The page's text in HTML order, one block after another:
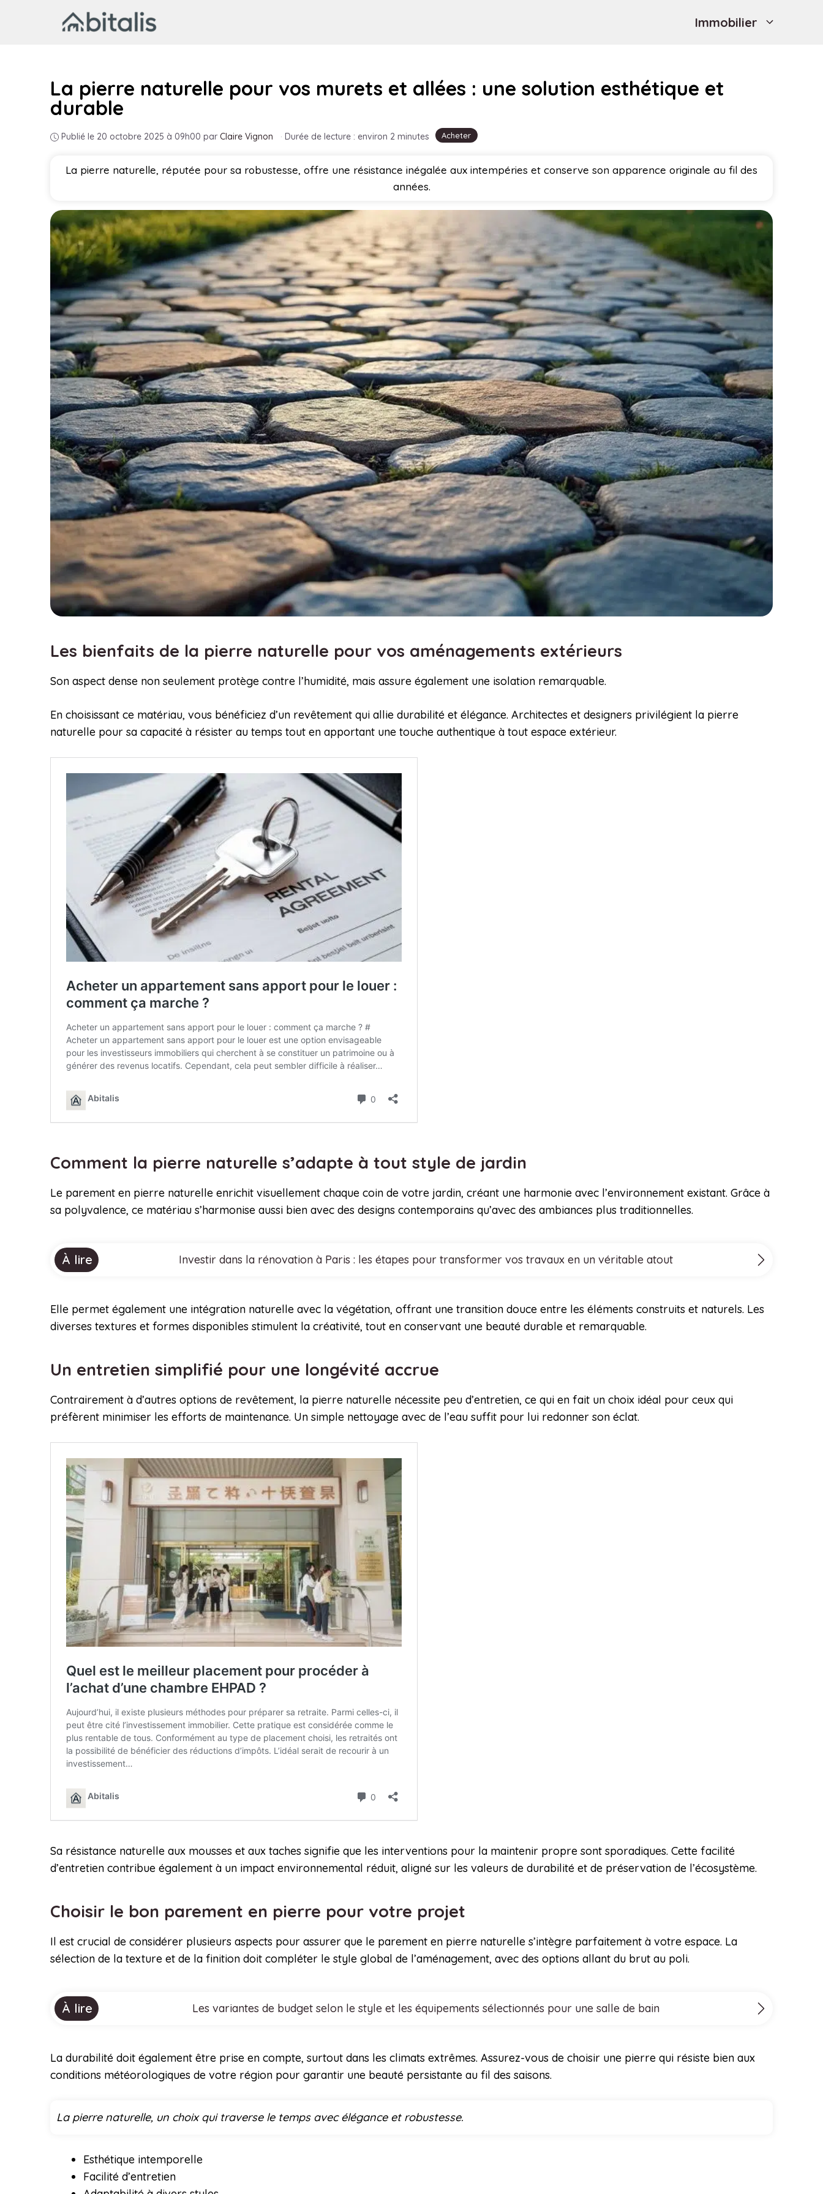
Immobilier
Acheter
La pierre naturelle pour vos murets et allées : une solution esthétique et
durable
Publié le 20 octobre 2025 à 09h00 par Claire Vignon · Durée de lecture : environ 2 minutes
La pierre naturelle, réputée pour sa robustesse, offre une résistance inégalée aux intempéries et conserve son apparence originale au fil des
années.
Les bienfaits de la pierre naturelle pour vos aménagements extérieurs
Son aspect dense non seulement protège contre l’humidité, mais assure également une isolation remarquable.
En choisissant ce matériau, vous bénéficiez d’un revêtement qui allie durabilité et élégance. Architectes et designers privilégient la pierre
naturelle pour sa capacité à résister au temps tout en apportant une touche authentique à tout espace extérieur.
Comment la pierre naturelle s’adapte à tout style de jardin
Le parement en pierre naturelle enrichit visuellement chaque coin de votre jardin, créant une harmonie avec l’environnement existant. Grâce à
sa polyvalence, ce matériau s’harmonise aussi bien avec des designs contemporains qu’avec des ambiances plus traditionnelles.
À lire Investir dans la rénovation à Paris : les étapes pour transformer vos travaux en un véritable atout
Elle permet également une intégration naturelle avec la végétation, offrant une transition douce entre les éléments construits et naturels. Les
diverses textures et formes disponibles stimulent la créativité, tout en conservant une beauté durable et remarquable.
Un entretien simplifié pour une longévité accrue
Contrairement à d’autres options de revêtement, la pierre naturelle nécessite peu d’entretien, ce qui en fait un choix idéal pour ceux qui
préfèrent minimiser les efforts de maintenance. Un simple nettoyage avec de l’eau suffit pour lui redonner son éclat.
Sa résistance naturelle aux mousses et aux taches signifie que les interventions pour la maintenir propre sont sporadiques. Cette facilité
d’entretien contribue également à un impact environnemental réduit, aligné sur les valeurs de durabilité et de préservation de l’écosystème.
Choisir le bon parement en pierre pour votre projet
Il est crucial de considérer plusieurs aspects pour assurer que le parement en pierre naturelle s’intègre parfaitement à votre espace. La
sélection de la texture et de la finition doit compléter le style global de l’aménagement, avec des options allant du brut au poli.
À lire Les variantes de budget selon le style et les équipements sélectionnés pour une salle de bain
La durabilité doit également être prise en compte, surtout dans les climats extrêmes. Assurez-vous de choisir une pierre qui résiste bien aux
conditions météorologiques de votre région pour garantir une beauté persistante au fil des saisons.
La pierre naturelle, un choix qui traverse le temps avec élégance et robustesse.
Esthétique intemporelle
Facilité d’entretien